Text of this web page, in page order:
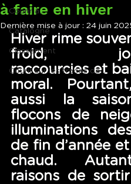
Courir à...
Catalogne
Classement
Courir sur les traces de...
à faire en hiver
Dernière mise à jour : 24 juin
Hiver rime
froid,
raccourcies et
moral.
aussi la
flocons de
illuminations
de fin d’année
chaud.
raisons de